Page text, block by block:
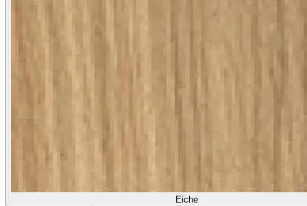
Eiche